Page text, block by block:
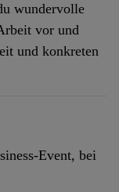
wundervolle
vor und
und konkreten
Event, bei